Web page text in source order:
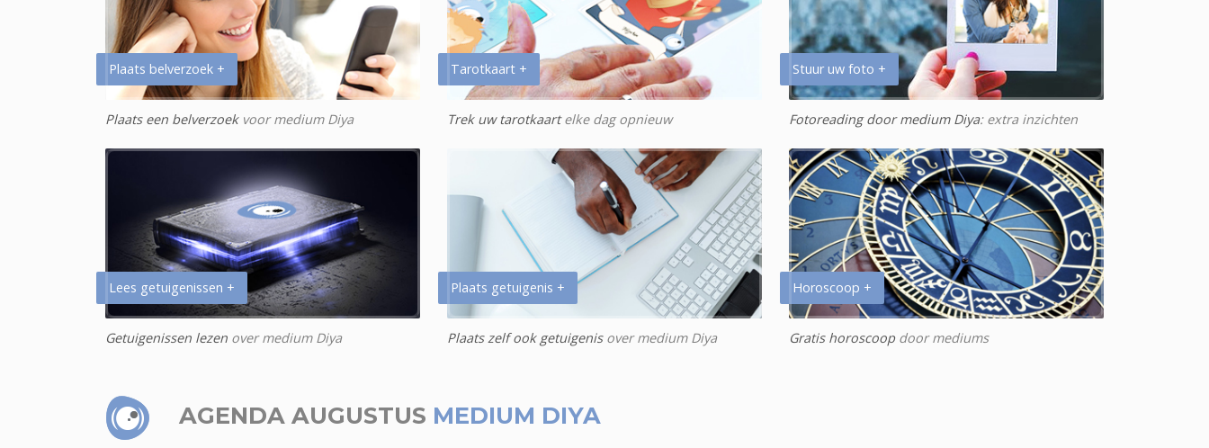
Plaats belverzoek +
Plaats een belverzoekvoor medium Diya
Tarotkaart +
Trek uw tarotkaartelke dag opnieuw
Stuur uw foto +
Fotoreading door medium Diya: extra inzichten
Lees getuigenissen +
Getuigenissen lezen over medium Diya
Plaats getuigenis +
Plaats zelf ook getuigenisover medium Diya
Horoscoop +
Gratis horoscoopdoor mediums
AGENDA AUGUSTUS MEDIUM DIYA